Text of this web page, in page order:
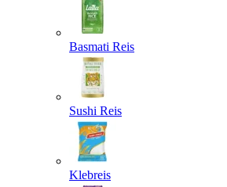
Basmati Reis
Sushi Reis
Klebreis